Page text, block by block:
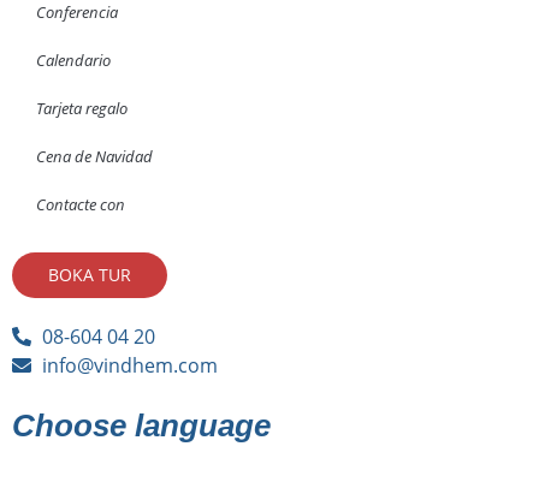
Conferencia
Calendario
Tarjeta regalo
Cena de Navidad
Contacte con
BOKA TUR
08-604 04 20
info@vindhem.com
Choose language